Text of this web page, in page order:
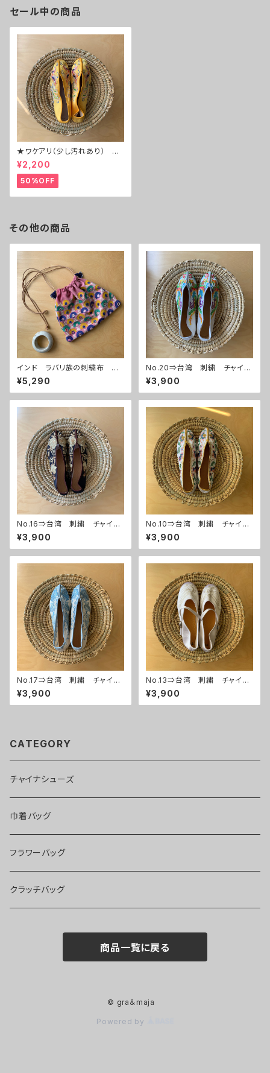
セール中の商品
★ワケアリ（少し汚れあり） N
o.6⇒台湾 刺繍 チャイナシ
ューズ
¥2,200
50%OFF
その他の商品
インド ラバリ族の刺繍布 巾
着バッグ ピンク
¥5,290
No.20⇒台湾 刺繍 チャイナ
シューズ
¥3,900
No.16⇒台湾 刺繍 チャイナ
シューズ
¥3,900
No.10⇒台湾 刺繍 チャイナ
シューズ
¥3,900
No.17⇒台湾 刺繍 チャイナ
シューズ
¥3,900
No.13⇒台湾 刺繍 チャイナ
シューズ
¥3,900
CATEGORY
チャイナシューズ
巾着バッグ
フラワーバッグ
クラッチバッグ
商品一覧に戻る
© gra＆maja
Powered by